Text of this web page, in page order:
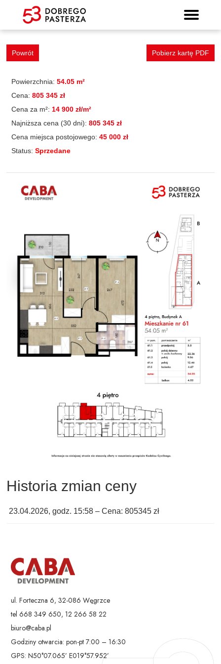
Mieszkanie 61
Wyszukiwarka mieszkań
Powrót Pobierz kartę PDF
Powierzchnia: 54.05 m²
Cena: 805 345 zł
Cena za m²: 14 900 zł/m²
Najniższa cena (30 dni): 805 345 zł
Cena miejsca postojowego: 45 000 zł
Status: Sprzedane
Historia zmian ceny
23.04.2026, godz. 15:58 – Cena: 805345 zł
ul. Forteczna 6, 32-086 Węgrzce
tel 668 349 650, 12 266 58 22
biuro@caba.pl
Godziny otwarcia: pon-pt 7:00 – 16:30
GPS: N50°07.065’ E019°57.952’